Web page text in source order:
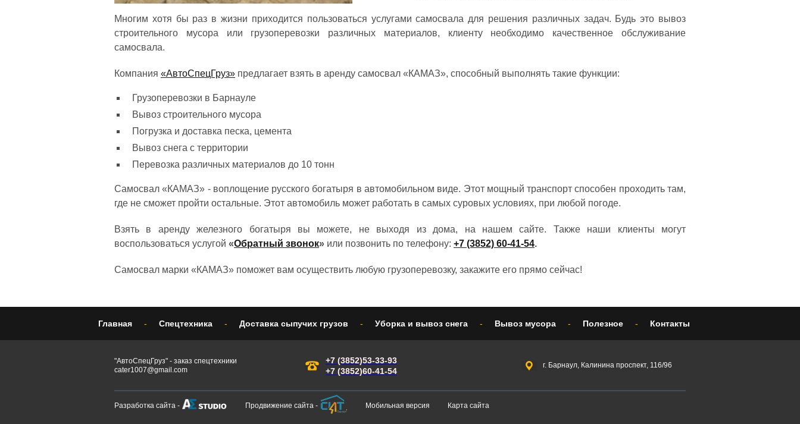
Многим хотя бы раз в жизни приходится пользоваться услугами самосвала для решения различных задач. Будь это вывоз
строительного мусора или грузоперевозки
различных материалов, клиенту необходимо качественное обслуживание
самосвала.
Компания «АвтоСпецГруз» предлагает взять в аренду самосвал «КАМАЗ», способный выполнять такие функции:
Грузоперевозки в Барнауле
Вывоз строительного мусора
Погрузка и доставка песка, цемента
Вывоз снега с территории
Перевозка различных материалов до 10 тонн
Самосвал «КАМАЗ» - воплощение русского богатыря в автомобильном виде. Этот мощный транспорт способен проходить там,
где не сможет пройти остальные. Этот автомобиль может работать в самых суровых условиях, при любой погоде.
Взять в аренду железного богатыря вы можете, не выходя из дома, на нашем сайте. Также наши клиенты могут
воспользоваться услугой «Обратный звонок» или позвонить по телефону: +7 (3852) 60-41-54.
Самосвал марки «КАМАЗ» поможет вам осуществить любую грузоперевозку, закажите его прямо сейчас!
Главная - Спецтехника - Доставка сыпучих грузов - Уборка и вывоз снега - Вывоз мусора - Полезное - Контакты
"АвтоСпецГруз" - заказ спецтехники
cater1007@gmail.com
+7 (3852)53-33-93
+7 (3852)60-41-54
г. Барнаул, Калинина проспект, 116/96
Разработка сайта - Продвижение сайта - Мобильная версия Карта сайта